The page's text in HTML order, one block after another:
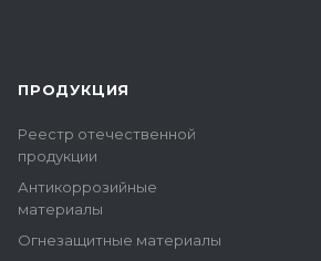
ПРОДУКЦИЯ
Реестр отечественной
продукции
Антикоррозийные
материалы
Огнезащитные материалы